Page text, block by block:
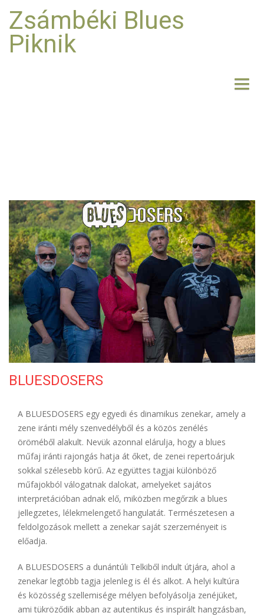
Zsámbéki Blues
Piknik
FOTO
RÓLUNK
ELÉRHETŐSÉG
BLUESDOSERS
A BLUESDOSERS egy egyedi és dinamikus zenekar, amely a
zene iránti mély szenvedélyből és a közös zenélés
öröméből alakult. Nevük azonnal elárulja, hogy a blues
műfaj iránti rajongás hatja át őket, de zenei repertoárjuk
sokkal szélesebb körű. Az együttes tagjai különböző
műfajokból válogatnak dalokat, amelyeket sajátos
interpretációban adnak elő, miközben megőrzik a blues
jellegzetes, lélekmelengető hangulatát. Természetesen a
feldolgozások mellett a zenekar saját szerzeményeit is
előadja.
A BLUESDOSERS a dunántúli Telkiből indult útjára, ahol a
zenekar legtöbb tagja jelenleg is él és alkot. A helyi kultúra
és közösség szellemisége mélyen befolyásolja zenéjüket,
ami tükröződik abban az autentikus és inspirált hangzásban,